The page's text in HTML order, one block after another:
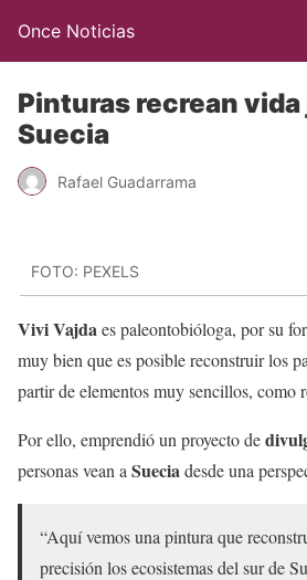
Once Noticias
Pinturas recrean
Suecia
Rafael Guadarrama
FOTO: PEXELS
Vivi Vajdaes paleontobióloga, por su
muy bien que es posible reconstruir los
partir de elementos muy sencillos, como
Por ello, emprendió un proyecto de
personas vean a Sueciadesde una
“Aquí vemos una pintura que
precisión los ecosistemas del sur de